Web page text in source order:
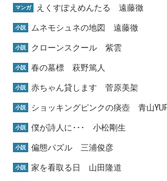
マンガ えくすぽえめんたる 遠藤徹
小説 ムネモシュネの地図 遠藤徹
小説 クローンスクール 紫雲
小説 春の墓標 萩野篤人
小説 赤ちゃん貸します 菅原美架
小説 ショッキングピンクの痰壺 青山
小説 僕が詩人に･･･ 小松剛生
小説 偏態パズル 三浦俊彦
小説 家を看取る日 山田隆道